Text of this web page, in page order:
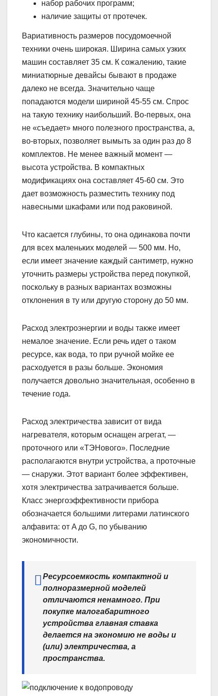
набор рабочих программ;
наличие защиты от протечек.
Вариативность размеров посудомоечной
техники очень широкая. Ширина самых узких
машин составляет 35 см. К сожалению, такие
миниатюрные девайсы бывают в продаже
далеко не всегда. Значительно чаще
попадаются модели шириной 45-55 см. Спрос
на такую технику наибольший. Во-первых, она
не «съедает» много полезного пространства, а,
во-вторых, позволяет вымыть за один раз до 8
комплектов. Не менее важный момент —
высота устройства. В компактных
модификациях она составляет 45-60 см. Это
дает возможность разместить технику под
навесными шкафами или под раковиной.
Что касается глубины, то она одинакова почти
для всех маленьких моделей — 500 мм. Но,
если имеет значение каждый сантиметр, нужно
уточнить размеры устройства перед покупкой,
поскольку в разных вариантах возможны
отклонения в ту или другую сторону до 50 мм.
Расход электроэнергии и воды также имеет
немалое значение. Если речь идет о таком
ресурсе, как вода, то при ручной мойке ее
расходуется в разы больше. Экономия
получается довольно значительная, особенно в
течение года.
Расход электричества зависит от вида
нагревателя, которым оснащен агрегат, —
проточного или «ТЭНового». Последние
располагаются внутри устройства, а проточные
— снаружи. Этот вариант более эффективен,
хотя электричества затрачивается больше.
Класс энергоэффективности прибора
обозначается большими литерами латинского
алфавита: от A до G, по убыванию
экономичности.
Ресурсоемкость компактной и
полноразмерной моделей
отличаются ненамного. При
покупке малогабаритного
устройства главная ставка
делается на экономию не воды и
(или) электричества, а
пространства.